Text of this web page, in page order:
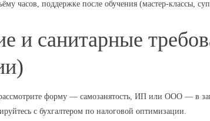
часов, поддержке после обучения (мастер-классы,
и санитарные
форму — самозанятость, ИП или ООО — в
с бухгалтером по налоговой оптимизации.